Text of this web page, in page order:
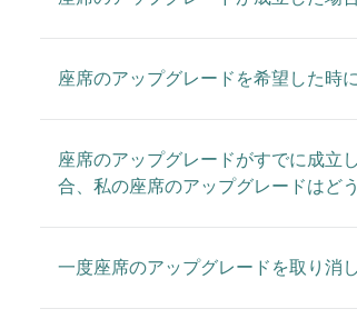
座席のアップグレードを希望した時
座席のアップグレードがすでに成立
合、私の座席のアップグレードはど
一度座席のアップグレードを取り消